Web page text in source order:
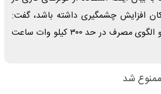
افزایش چشمگیری داشته باشد، گفت:
این درحالی است که در این مناطق تعرفه‌های برق و الگوی مصرف در حد ۳۰۰ کیلو وات ساعت